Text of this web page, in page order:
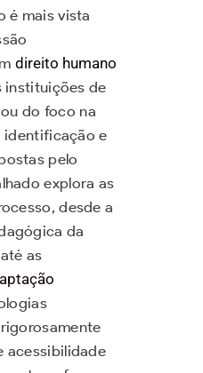
é mais vista
direito humano
instituições de
do foco na
identificação e
pelo
explora as
desde a
da
as
acessibilidade